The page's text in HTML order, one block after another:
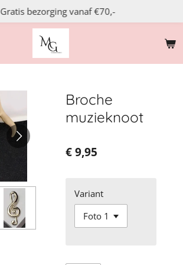
Gratis bezorging vanaf €70,-
Broche
muzieknoot
€ 9,95
Variant